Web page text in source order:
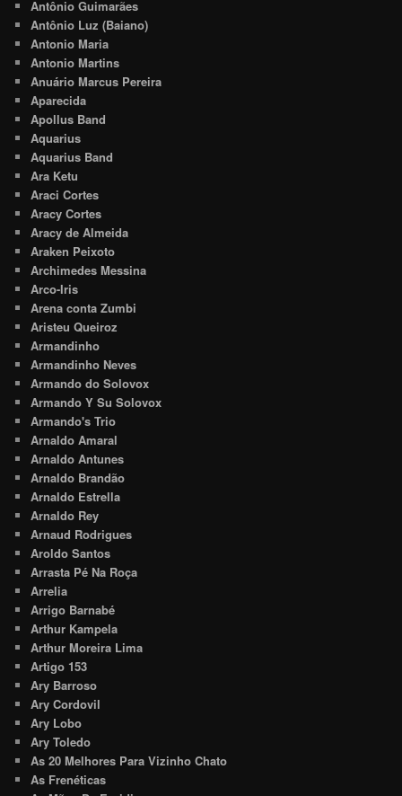
Antônio Guimarães
Antônio Luz (Baiano)
Antonio Maria
Antonio Martins
Anuário Marcus Pereira
Aparecida
Apollus Band
Aquarius
Aquarius Band
Ara Ketu
Araci Cortes
Aracy Cortes
Aracy de Almeida
Araken Peixoto
Archimedes Messina
Arco-Iris
Arena conta Zumbi
Aristeu Queiroz
Armandinho
Armandinho Neves
Armando do Solovox
Armando Y Su Solovox
Armando's Trio
Arnaldo Amaral
Arnaldo Antunes
Arnaldo Brandão
Arnaldo Estrella
Arnaldo Rey
Arnaud Rodrigues
Aroldo Santos
Arrasta Pé Na Roça
Arrelia
Arrigo Barnabé
Arthur Kampela
Arthur Moreira Lima
Artigo 153
Ary Barroso
Ary Cordovil
Ary Lobo
Ary Toledo
As 20 Melhores Para Vizinho Chato
As Frenéticas